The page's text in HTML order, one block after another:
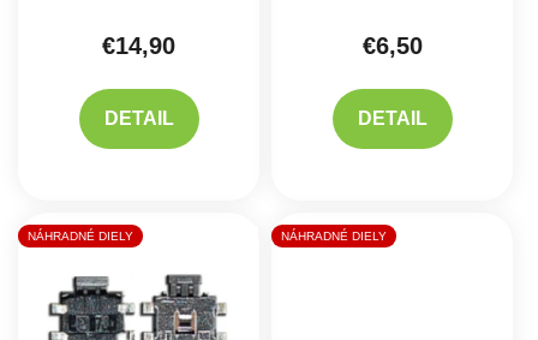
€14,90
DETAIL
€6,50
DETAIL
NÁHRADNÉ DIELY NÁHRADNÉ DIELY